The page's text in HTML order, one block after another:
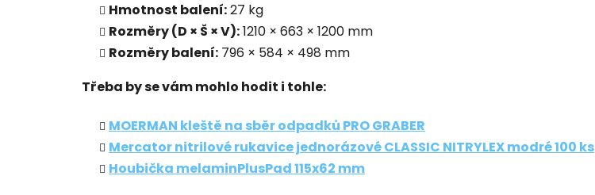
Hmotnost balení:27 kg
Rozměry (D × Š × V):1210 × 663 × 1200 mm
Rozměry balení: 796 × 584 × 498 mm
Třeba by se vám mohlo hodit i tohle:
MOERMAN kleště na sběr odpadků PRO GRABER
Mercator nitrilové rukavice jednorázové CLASSIC NITRYLEX modré 100 ks
Houbička melaminPlusPad 115x62 mm